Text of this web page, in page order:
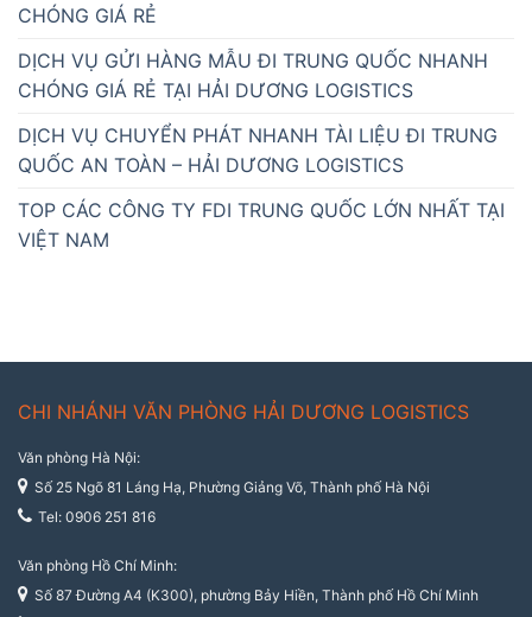
CHÓNG GIÁ RẺ
DỊCH VỤ GỬI HÀNG MẪU ĐI TRUNG QUỐC NHANH
CHÓNG GIÁ RẺ TẠI HẢI DƯƠNG LOGISTICS
DỊCH VỤ CHUYỂN PHÁT NHANH TÀI LIỆU ĐI TRUNG
QUỐC AN TOÀN – HẢI DƯƠNG LOGISTICS
TOP CÁC CÔNG TY FDI TRUNG QUỐC LỚN NHẤT TẠI
VIỆT NAM
CHI NHÁNH VĂN PHÒNG HẢI DƯƠNG LOGISTICS
Văn phòng Hà Nội:
Số 25 Ngõ 81 Láng Hạ, Phường Giảng Võ, Thành phố Hà Nội
Tel: 0906 251 816
Văn phòng Hồ Chí Minh:
Số 87 Đường A4 (K300), phường Bảy Hiền, Thành phố Hồ Chí Minh